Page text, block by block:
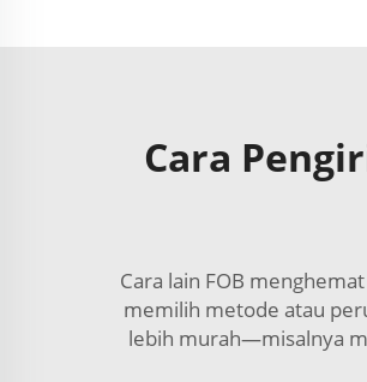
Cara
Cara lain FOB
memilih metode atau
lebih murah—misalnya